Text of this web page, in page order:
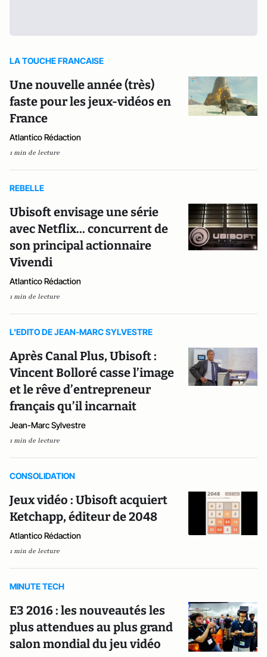
LA TOUCHE FRANCAISE
Une nouvelle année (très)
faste pour les jeux-vidéos en
France
Atlantico Rédaction
1 min de lecture
REBELLE
Ubisoft envisage une série
avec Netflix... concurrent de
son principal actionnaire
Vivendi
Atlantico Rédaction
1 min de lecture
L'EDITO DE JEAN-MARC SYLVESTRE
Après Canal Plus, Ubisoft :
Vincent Bolloré casse l’image
et le rêve d’entrepreneur
français qu’il incarnait
Jean-Marc Sylvestre
1 min de lecture
CONSOLIDATION
Jeux vidéo : Ubisoft acquiert
Ketchapp, éditeur de 2048
Atlantico Rédaction
1 min de lecture
MINUTE TECH
E3 2016 : les nouveautés les
plus attendues au plus grand
salon mondial du jeu vidéo